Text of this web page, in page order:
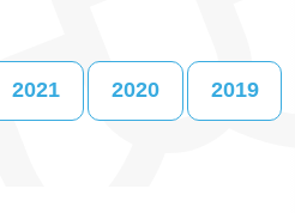
2021 2020 2019